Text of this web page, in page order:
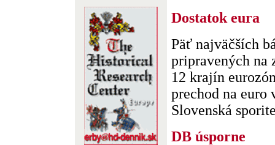
Dostatok eura
Päť najväčších
pripravených na
12 krajín
prechod na euro
Slovenská
DB úsporne